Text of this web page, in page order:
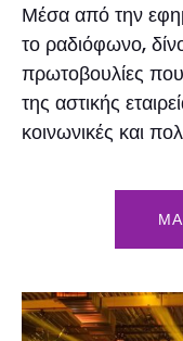
Μέσα από την
το ραδιόφωνο,
πρωτοβουλίες
της αστικής
κοινωνικές και